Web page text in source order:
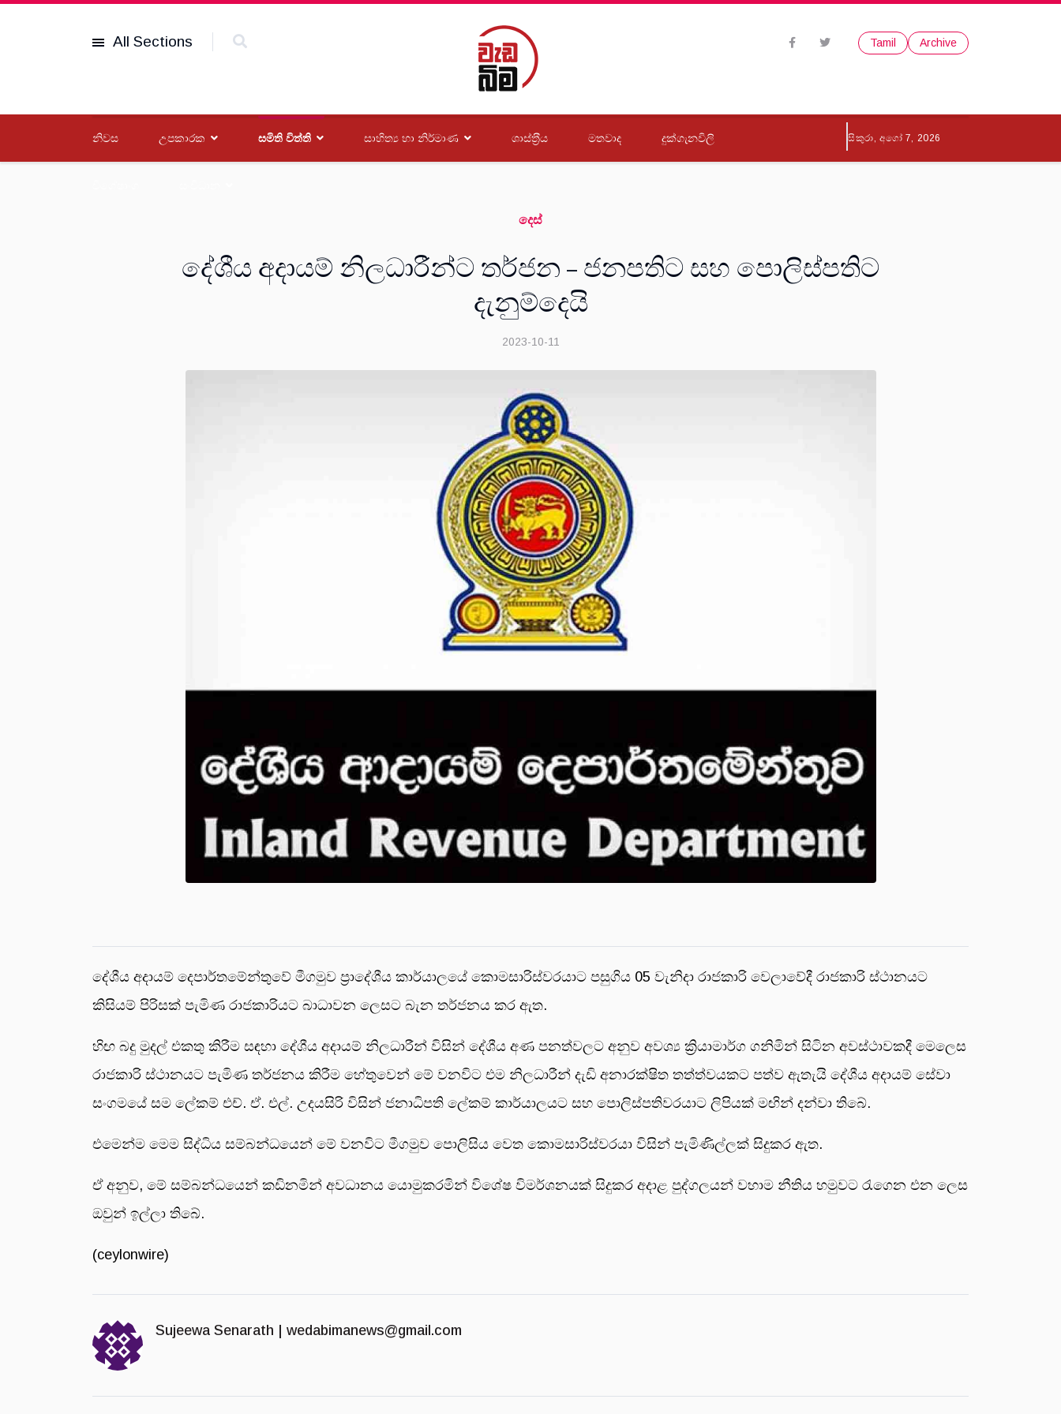
All Sections Tamil Archive
නිවස උපකාරක සමිති විත්ති සාහිත්‍ය හා නිර්මාණ ශාස්ත‍්‍රීය මතවාද දුක්ගැනවිලි සිකුරා, අගෝ 7, 2026
දෙස්
දේශීය අදායම් නිලධාරීන්ට තර්ජන – ජනපතිට සහ පොලිස්පතිට
දැනුම්දෙයි
2023-10-11
දේශීය අදායම් දෙපාර්තමේන්තුවේ මීගමුව ප්‍රාදේශීය කාර්යාලයේ කොමසාරිස්වරයාට පසුගිය 05 වැනිදා රාජකාරි වෙලාවේදී රාජකාරි ස්ථානයට
කිසියම් පිරිසක් පැමිණ රාජකාරියට බාධාවන ලෙසට බැන තර්ජනය කර ඇත.
හිඟ බදු මුදල් එකතු කිරීම සඳහා දේශීය අදායම් නිලධාරීන් විසින් දේශීය අණ පනත්වලට අනුව අවශ්‍ය ක්‍රියාමාර්ග ගනිමින් සිටින අවස්ථාවකදී මෙලෙස
රාජකාරි ස්ථානයට පැමිණ තර්ජනය කිරීම හේතුවෙන් මේ වනවිට එම නිලධාරීන් දැඩි අනාරක්ෂිත තත්ත්වයකට පත්ව ඇතැයි දේශීය අදායම් සේවා
සංගමයේ සම ලේකම් එච්. ඒ. එල්. උදයසිරි විසින් ජනාධිපති ලේකම් කාර්යාලයට සහ පොලිස්පතිවරයාට ලිපියක් මඟින් දන්වා තිබේ.
එමෙන්ම මෙම සිද්ධිය සම්බන්ධයෙන් මේ වනවිට මීගමුව පොලිසිය වෙත කොමසාරිස්වරයා විසින් පැමිණිල්ලක් සිදුකර ඇත.
ඒ අනුව, මේ සම්බන්ධයෙන් කඩිනමින් අවධානය යොමුකරමින් විශේෂ විමර්ශනයක් සිදුකර අදාළ පුද්ගලයන් වහාම නීතිය හමුවට රැගෙන එන ලෙස
ඔවුන් ඉල්ලා තිබේ.
(ceylonwire)
Sujeewa Senarath | wedabimanews@gmail.com